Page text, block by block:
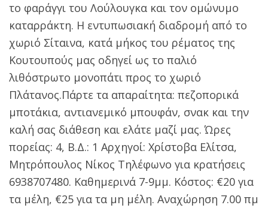
το φαράγγι του Λούλουγκα και τον ομώνυμο
καταρράκτη. Η εντυπωσιακή διαδρομή από το
χωριό Σίταινα, κατά μήκος του ρέματος της
Κουτουπούς μας οδηγεί ως το παλιό
λιθόστρωτο μονοπάτι προς το χωριό
Πλάτανος.Πάρτε τα απαραίτητα: πεζοπορικά
μποτάκια, αντιανεμικό μπουφάν, σνακ και την
καλή σας διάθεση και ελάτε μαζί μας. Ώρες
πορείας: 4, Β.Δ.: 1 Αρχηγοί: Χρίστοβα Ελίτσα,
Μητρόπουλος Νίκος Τηλέφωνο για κρατήσεις
6938707480. Καθημερινά 7-9μμ. Κόστος: €20 για
τα μέλη, €25 για τα μη μέλη. Αναχώρηση 7.00 πμ